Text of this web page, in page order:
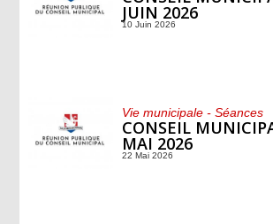
JUIN 2026
10 Juin 2026
Vie municipale - Séances
CONSEIL
MAI 2026
22 Mai 2026